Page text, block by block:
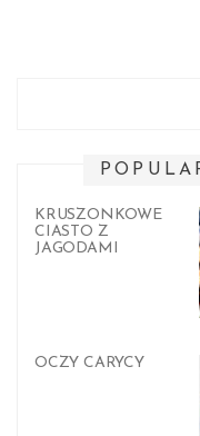
KRUSZONKOWE
CIASTO Z
JAGODAMI
OCZY CARYCY